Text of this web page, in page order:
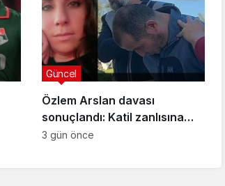
Özlem Arslan davası
sonuçlandı: Katil zanlısına
indirimsiz ağırlaştırılmış
Güncel
3 gün önce